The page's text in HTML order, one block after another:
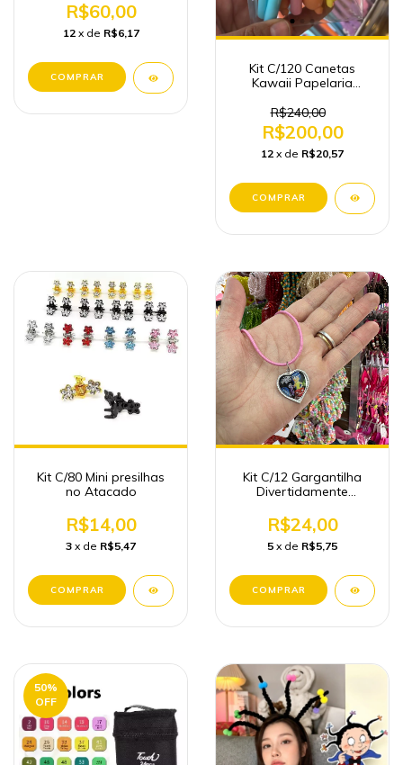
R$60,00
12 x de R$6,17
Kit C/120 Canetas
Kawaii Papelaria
R$240,00
R$200,00
12 x de R$20,57
Kit C/80 Mini presilhas
no Atacado
R$14,00
3 x de R$5,47
Kit C/12 Gargantilha
Divertidamente
Atacado
R$24,00
5 x de R$5,75
50%
OFF